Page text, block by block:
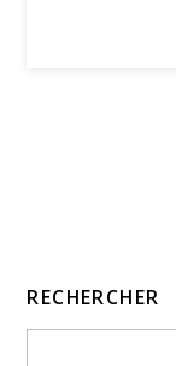
RECHERCHER